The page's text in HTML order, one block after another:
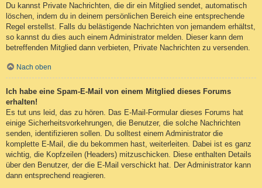
Du kannst Private Nachrichten, die dir ein Mitglied sendet, automatisch
löschen, indem du in deinem persönlichen Bereich eine entsprechende
Regel erstellst. Falls du belästigende Nachrichten von jemandem erhältst,
so kannst du dies auch einem Administrator melden. Dieser kann dem
betreffenden Mitglied dann verbieten, Private Nachrichten zu versenden.
Nach oben
Ich habe eine Spam-E-Mail von einem Mitglied dieses Forums
erhalten!
Es tut uns leid, das zu hören. Das E-Mail-Formular dieses Forums hat
einige Sicherheitsvorkehrungen, die Benutzer, die solche Nachrichten
senden, identifizieren sollen. Du solltest einem Administrator die
komplette E-Mail, die du bekommen hast, weiterleiten. Dabei ist es ganz
wichtig, die Kopfzeilen (Headers) mitzuschicken. Diese enthalten Details
über den Benutzer, der die E-Mail verschickt hat. Der Administrator kann
dann entsprechend reagieren.